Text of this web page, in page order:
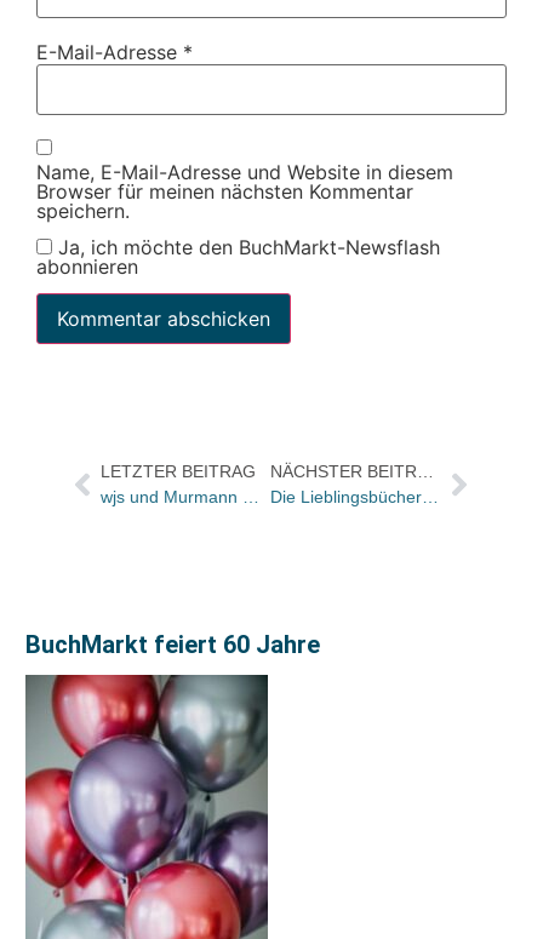
E-Mail-Adresse *
Name, E-Mail-Adresse und Website in diesem
Browser für meinen nächsten Kommentar
speichern.
Ja, ich möchte den BuchMarkt-Newsflash
abonnieren
LETZTER BEITRAG
BuchMarkt feiert 60 Jahre